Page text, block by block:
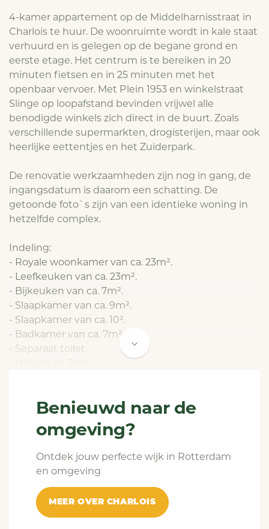
4-kamer appartement op de Middelharnisstraat in
Charlois te huur. De woonruimte wordt in kale staat
verhuurd en is gelegen op de begane grond en
eerste etage. Het centrum is te bereiken in 20
minuten fietsen en in 25 minuten met het
openbaar vervoer. Met Plein 1953 en winkelstraat
Slinge op loopafstand bevinden vrijwel alle
benodigde winkels zich direct in de buurt. Zoals
verschillende supermarkten, drogisterijen, maar ook
heerlijke eettentjes en het Zuiderpark.
De renovatie werkzaamheden zijn nog in gang, de
ingangsdatum is daarom een schatting. De
getoonde foto`s zijn van een identieke woning in
hetzelfde complex.
Indeling:
- Royale woonkamer van ca. 23m².
- Leefkeuken van ca. 23m².
- Bijkeuken van ca. 7m².
- Slaapkamer van ca. 9m².
- Slaapkamer van ca. 10².
- Badkamer van ca. 7m².
- Separaat toilet.
Diverse kenmerken:.
- Voorzieningen keuken: Inductiekookplaat,
- Voorzieningen badkamer: douche, dubbele
wastafel en design-radiator.
- Verwarmingssysteem: CV-combiketel.
- Beglazing: dubbel glas.
- Gratis parkeren.
Benieuwd naar de
omgeving?
Ontdek jouw perfecte wijk in Rotterdam
en omgeving
MEER OVER CHARLOIS